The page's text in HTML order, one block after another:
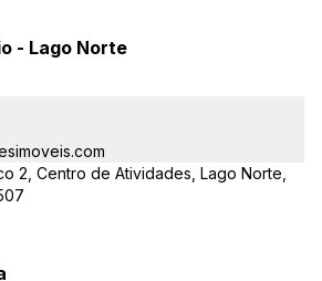
- Lago Norte
2, Centro de Atividades, Lago Norte,